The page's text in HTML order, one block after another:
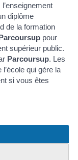
diplôme
de la formation
pour
supérieur public.
Parcoursup. Les
qui gère la
si vous êtes